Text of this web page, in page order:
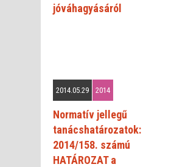
jóváhagyásáról
2014.05.29 2014
Normatív jellegű
tanácshatározatok:
2014/158. számú
HATÁROZAT a